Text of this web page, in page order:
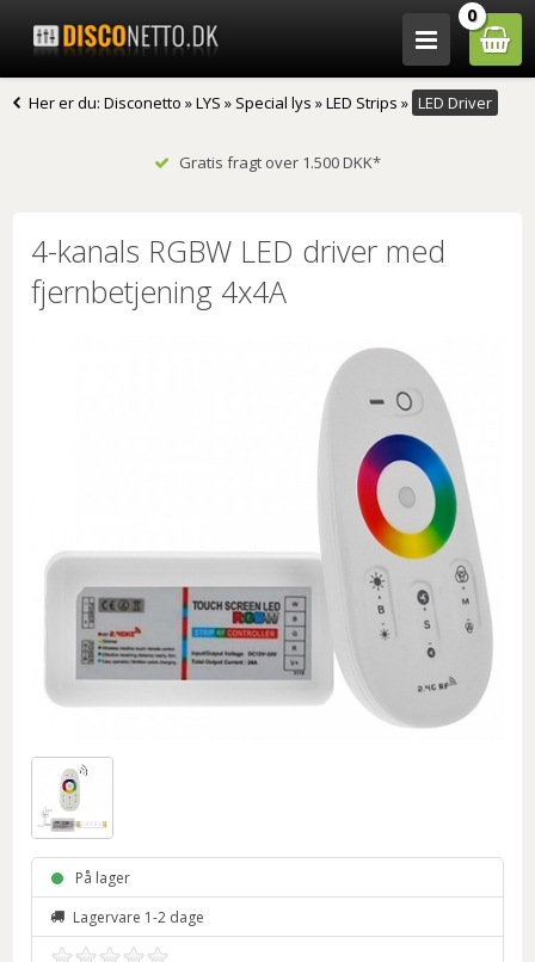
0
Her er du:Disconetto »LYS » Special lys »LED Strips » LED Driver
Gratis fragt over 1.500 DKK*
4-kanals RGBW LED driver med
fjernbetjening 4x4A
På lager
Lagervare 1-2 dage